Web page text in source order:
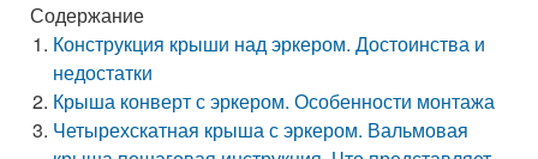
Содержание
Конструкция крыши над эркером. Достоинства и
недостатки
Крыша конверт с эркером. Особенности монтажа
Четырехскатная крыша с эркером. Вальмовая